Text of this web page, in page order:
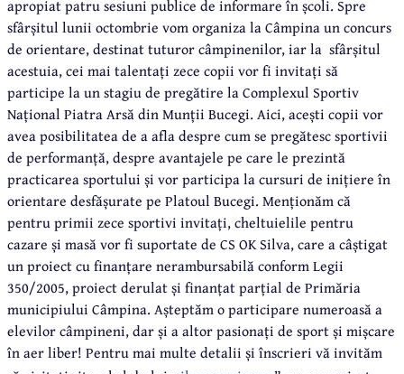
apropiat patru sesiuni publice de informare în școli. Spre
sfârșitul lunii octombrie vom organiza la Câmpina un concurs
de orientare, destinat tuturor câmpinenilor, iar la sfârșitul
acestuia, cei mai talentați zece copii vor fi invitați să
participe la un stagiu de pregătire la Complexul Sportiv
Național Piatra Arsă din Munții Bucegi. Aici, acești copii vor
avea posibilitatea de a afla despre cum se pregătesc sportivii
de performanță, despre avantajele pe care le prezintă
practicarea sportului și vor participa la cursuri de inițiere în
orientare desfășurate pe Platoul Bucegi. Menționăm că
pentru primii zece sportivi invitați, cheltuielile pentru
cazare și masă vor fi suportate de CS OK Silva, care a câștigat
un proiect cu finanțare nerambursabilă conform Legii
350/2005, proiect derulat și finanțat parțial de Primăria
municipiului Câmpina. Așteptăm o participare numeroasă a
elevilor câmpineni, dar și a altor pasionați de sport și mișcare
în aer liber! Pentru mai multe detalii și înscrieri vă invităm